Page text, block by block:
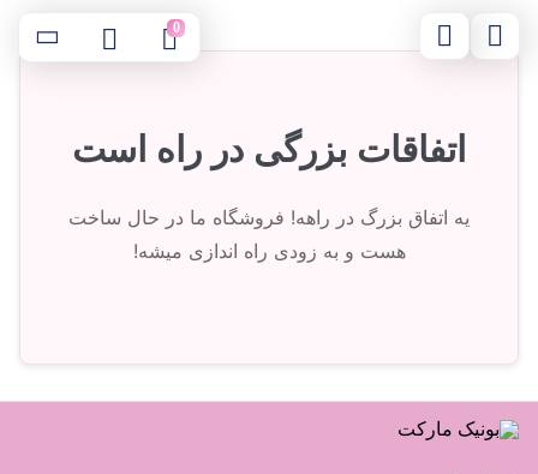
0
اتفاقات بزرگی در راه است
یه اتفاق بزرگ در راهه! فروشگاه ما در حال ساخت
هست و به زودی راه اندازی میشه!